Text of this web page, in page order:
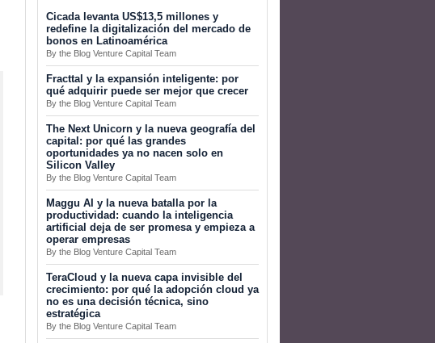
Cicada levanta US$13,5 millones y
redefine la digitalización del mercado de
bonos en Latinoamérica
By the Blog Venture Capital Team
Fracttal y la expansión inteligente: por
qué adquirir puede ser mejor que crecer
By the Blog Venture Capital Team
The Next Unicorn y la nueva geografía del
capital: por qué las grandes
oportunidades ya no nacen solo en
Silicon Valley
By the Blog Venture Capital Team
Maggu AI y la nueva batalla por la
productividad: cuando la inteligencia
artificial deja de ser promesa y empieza a
operar empresas
By the Blog Venture Capital Team
TeraCloud y la nueva capa invisible del
crecimiento: por qué la adopción cloud ya
no es una decisión técnica, sino
estratégica
By the Blog Venture Capital Team